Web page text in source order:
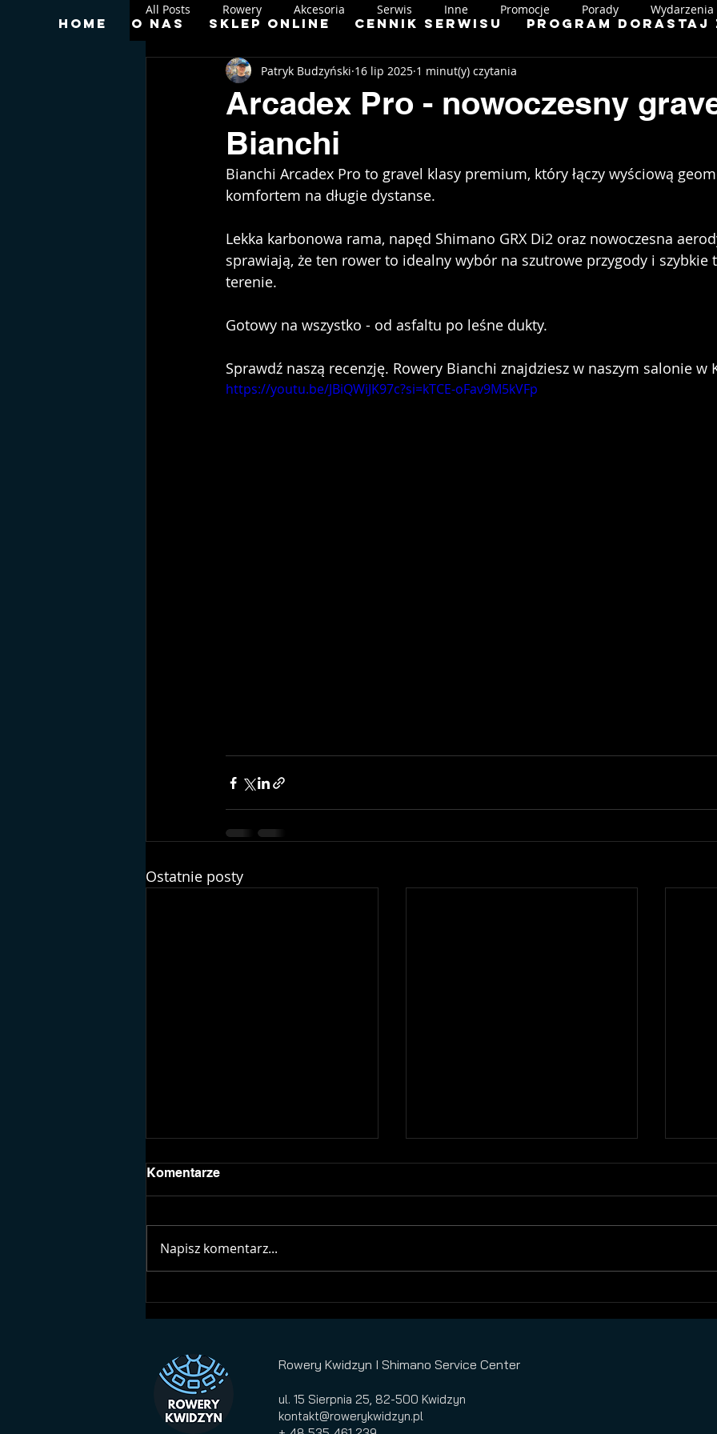
Home O nas Sklep online Cennik serwisu Program Dorastaj
All Posts Rowery Akcesoria Serwis Inne Promocje Porady Wydarzenia
Arcadex Pro - nowoczesny
Bianchi
Patryk Budzyński 16 lip 2025 1 minut(y) czytania
Bianchi Arcadex Pro to gravel klasy premium, który łączy wyściową
komfortem na długie dystanse.
Lekka karbonowa rama, napęd Shimano GRX Di2 oraz nowoczesna
sprawiają, że ten rower to idealny wybór na szutrowe przygody i szybkie
terenie.
Gotowy na wszystko - od asfaltu po leśne dukty.
Sprawdź naszą recenzję. Rowery Bianchi znajdziesz w naszym salonie w
https://youtu.be/JBiQWiJK97c?si=kTCE-oFav9M5kVFp
Ostatnie posty
Komentarze
Napisz komentarz...
Rowery Kwidzyn I Shimano Service Center
ul. 15 Sierpnia 25, 82-500 Kwidzyn
kontakt@rowerykwidzyn.pl